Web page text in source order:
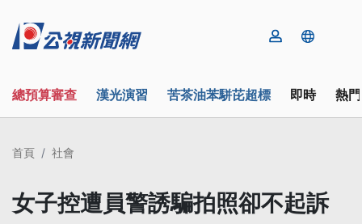
總預算審查 漢光演習 苦茶油苯駢芘超標 即時 熱
首頁 社會
女子控遭員警誘騙拍照卻不起訴